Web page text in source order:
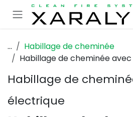
SE RENDRE AU CONTENU
...
Habillage de cheminée
Habillage de cheminée
Habillage de
électrique